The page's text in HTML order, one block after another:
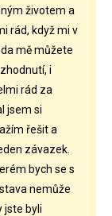
životem a
rád, když mi v
mě můžete
i
rád za
jsem si
řešit a
závazek.
bych se s
nemůže
jste byli